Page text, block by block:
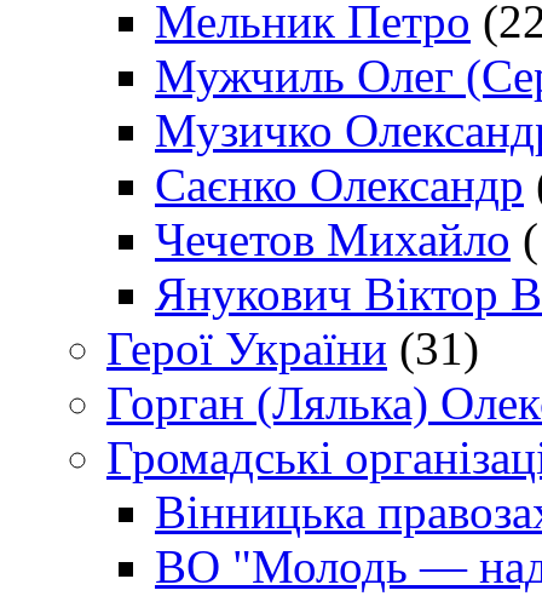
Мельник Петро
Мужчиль Олег
Музичко
Саєнко Олександр
Чечетов Михайло
Янукович Віктор
Герої України (31)
Горган (Лялька)
Громадські
Вінницька
ВО "Молодь —